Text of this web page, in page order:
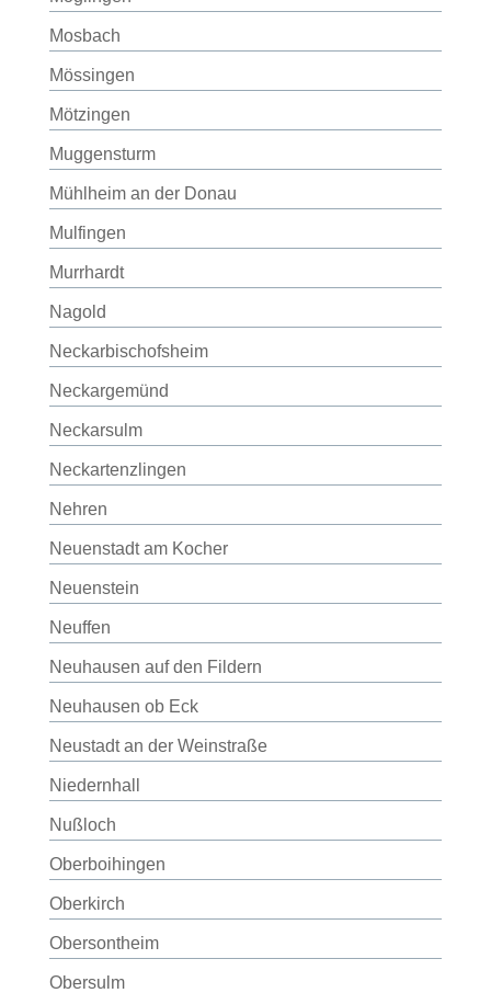
Mosbach
Mössingen
Mötzingen
Muggensturm
Mühlheim an der Donau
Mulfingen
Murrhardt
Nagold
Neckarbischofsheim
Neckargemünd
Neckarsulm
Neckartenzlingen
Nehren
Neuenstadt am Kocher
Neuenstein
Neuffen
Neuhausen auf den Fildern
Neuhausen ob Eck
Neustadt an der Weinstraße
Niedernhall
Nußloch
Oberboihingen
Oberkirch
Obersontheim
Obersulm